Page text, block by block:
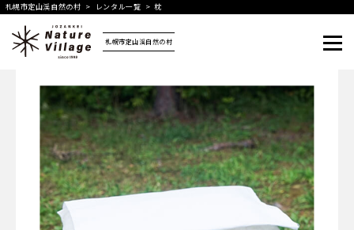
メニュー
札幌市定山渓自然の村 > レンタル一覧 > 枕
札幌市定山渓自然の村